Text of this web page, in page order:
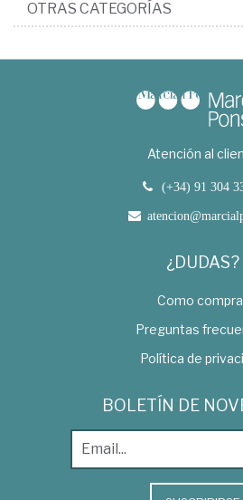
OTRAS CATEGORÍAS
Atención al
(+34) 91 304
¿DUDAS?
Como
Preguntas
Política de
BOLETÍN DE